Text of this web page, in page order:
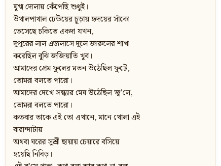
যুগ্ম দোলায় কেঁপেছি শুধুই।
উথালপাথাল ঢেউয়ের চূড়ায় হৃদয়ের সাঁকো
ভেসেছে চকিতে একদা যখন,
দুপুরের লাল এজলাসে দুলে জারুলের শাখা
করেছিল বুঝি জজিয়াতি খুব।
আমাদের প্রেম ফুলের মতন উঠেছিল ফুটে,
তোমরা বলতে পারো।
আমাদের দেখে সন্ধ্যার মেঘ উঠেছিল জ্ব’লে,
তোমরা বলতে পারো।
কতবার তাকে এই তো এখানে, মানে খোলা এই
বারান্দাটায়
অথবা ঘরের সুশ্রী ছায়ায় চেয়ারে বসিয়ে
হয়েছি নিবিড়।